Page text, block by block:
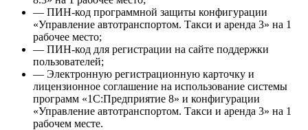
— ПИН-код программной защиты конфигурации
«Управление автотранспортом. Такси и аренда 3» на 1
рабочее место;
— ПИН-код для регистрации на сайте поддержки
пользователей;
— Электронную регистрационную карточку и
лицензионное соглашение на использование системы
программ «1С:Предприятие 8» и конфигурации
«Управление автотранспортом. Такси и аренда 3» на 1
рабочем месте.